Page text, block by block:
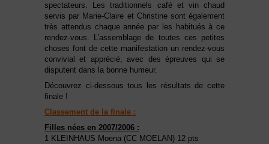
spectateurs. Les traditionnels café et vin chaud
servis par Marie-Claire et Christine sont également
très attendus chaque année par les habitués à ce
rendez-vous. L’assemblage de toutes ces petites
choses font de cette manifestation un rendez-vous
convivial et apprécié, avec des épreuves qui se
disputent dans la bonne humeur.
Découvrez ci-dessous tous les résultats de cette
finale !
Classement de la finale :
Filles nées en 2007/2006 :
1 KLEINHAUS Moena (CC MOELAN) 12 pts